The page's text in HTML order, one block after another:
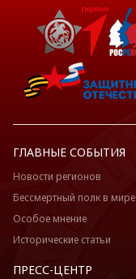
ГЛАВНЫЕ СОБЫТИЯ
Новости регионов
Бессмертный полк в мире
Особое мнение
Исторические статьи
ПРЕСС-ЦЕНТР